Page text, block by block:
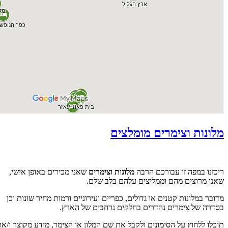
מלונות וצימרים מומלצים
ריכזנו במפה זו עבורכם הרבהמלונות וצימריםשאני מכירים באופן אישי,
שאנו מרוצים מהם וממליצים עלהם בלב שלם.
מדובר במלונות קטנים או גדולים, כפריים ועירוניים ורמות מחיר שונות וכן
בסדרה של צימרים נהדרים בחלקים נרחבים של הארץ.
תוכלו ללחוץ על הסימונים ולקבל את שם המלון או הצימר, מידע מקוצר ו/או